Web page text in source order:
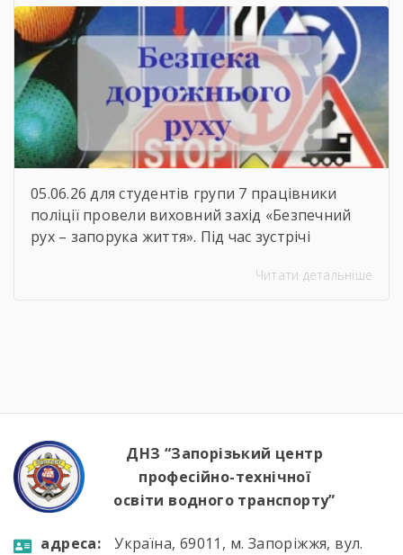
05.06.26 для студентів групи 7 працівники
поліції провели виховний захід «Безпечний
рух – запорука життя». Під час зустрічі
дорожнього руху, дізналися про важливість
дотримання правил дорожнього руху […]
Читати детальніше
ДНЗ “Запорізький центр
професійно-технічної
освіти водного транспорту”
aдресa:
Україна, 69011, м. Запоріжжя, вул.